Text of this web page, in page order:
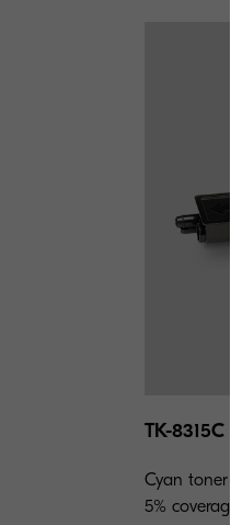
TK-8315C
Cyan
5% coverage.